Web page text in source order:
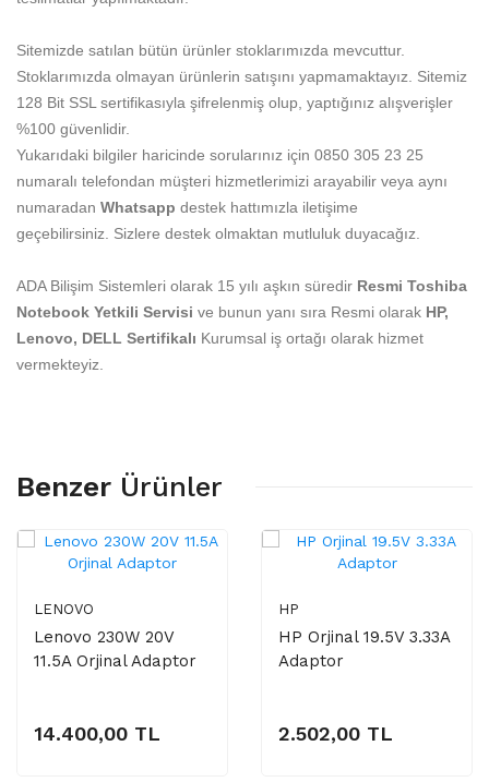
Sitemizde satılan bütün ürünler stoklarımızda mevcuttur.
Stoklarımızda olmayan ürünlerin satışını yapmamaktayız. Sitemiz
128 Bit SSL sertifikasıyla şifrelenmiş olup, yaptığınız alışverişler
%100 güvenlidir.
Yukarıdaki bilgiler haricinde sorularınız için 0850 305 23 25
numaralı telefondan müşteri hizmetlerimizi arayabilir veya aynı
numaradan Whatsapp destek hattımızla iletişime
geçebilirsiniz. Sizlere destek olmaktan mutluluk duyacağız.
ADA Bilişim Sistemleri olarak 15 yılı aşkın süredir Resmi Toshiba
Notebook Yetkili Servisi ve bunun yanı sıra Resmi olarak HP,
Lenovo, DELL Sertifikalı Kurumsal iş ortağı olarak hizmet
vermekteyiz.
Benzer Ürünler
LENOVO
Lenovo 230W 20V
11.5A Orjinal Adaptor
14.400,00 TL
HP
HP Orjinal 19.5V 3.33A
Adaptor
2.502,00 TL